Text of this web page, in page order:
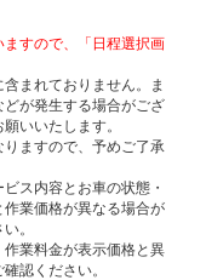
すので、「日程選択画
まれておりません。ま
が発生する場合がござ
いいたします。
ますので、予めご了承
ス内容とお車の状態・
業価格が異なる場合が
。
業料金が表示価格と異
認ください。